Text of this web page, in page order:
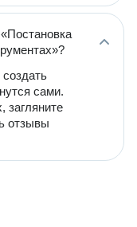
сами.
загляните
отзывы